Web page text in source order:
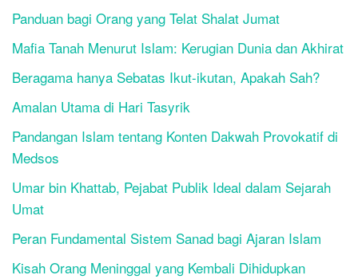
Panduan bagi Orang yang Telat Shalat Jumat
Mafia Tanah Menurut Islam: Kerugian Dunia dan Akhirat
Beragama hanya Sebatas Ikut-ikutan, Apakah Sah?
Amalan Utama di Hari Tasyrik
Pandangan Islam tentang Konten Dakwah Provokatif di
Medsos
Umar bin Khattab, Pejabat Publik Ideal dalam Sejarah
Umat
Peran Fundamental Sistem Sanad bagi Ajaran Islam
Kisah Orang Meninggal yang Kembali Dihidupkan